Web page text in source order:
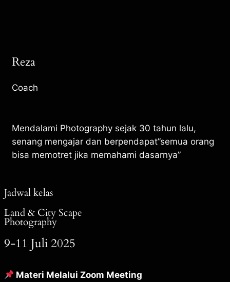
Reza
Coach
Mendalami Photography sejak 30 tahun lalu,
senang mengajar dan berpendapat”semua orang
bisa memotret jika memahami dasarnya”
Jadwal kelas
Land & City Scape
Photography
9-11 Juli 2025
Materi Melalui Zoom Meeting